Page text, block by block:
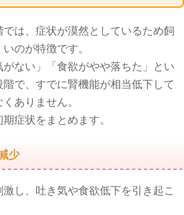
では、症状が漠然としているため飼
のが特徴です。
がない」「食欲がやや落ちた」とい
階で、すでに腎機能が相当低下して
ありません。
症状をまとめます。
少
し、吐き気や食欲低下を引き起こ